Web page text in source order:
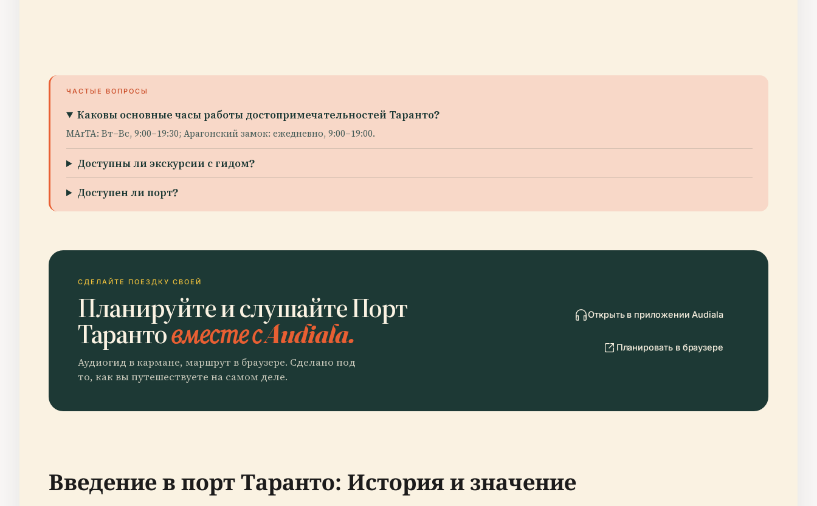
ЧАСТЫЕ ВОПРОСЫ
Каковы основные часы работы достопримечательностей Таранто?
MArTA: Вт–Вс, 9:00–19:30; Арагонский замок: ежедневно, 9:00–19:00.
Доступны ли экскурсии с гидом?
Доступен ли порт?
СДЕЛАЙТЕ ПОЕЗДКУ СВОЕЙ
Планируйте и слушайте Порт
Тарантовместе с Audiala.
Аудиогид в кармане, маршрут в браузере. Сделано под
то, как вы путешествуете на самом деле.
Открыть в приложении Audiala
Планировать в браузере
Введение в порт Таранто: История и значение